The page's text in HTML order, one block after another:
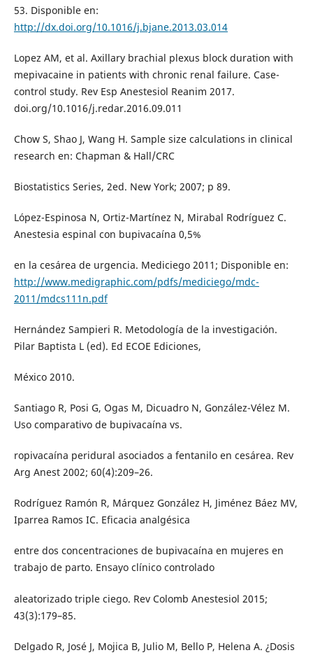
53. Disponible en:
http://dx.doi.org/10.1016/j.bjane.2013.03.014
Lopez AM, et al. Axillary brachial plexus block duration with
mepivacaine in patients with chronic renal failure. Case-
control study. Rev Esp Anestesiol Reanim 2017.
doi.org/10.1016/j.redar.2016.09.011
Chow S, Shao J, Wang H. Sample size calculations in clinical
research en: Chapman & Hall/CRC
Biostatistics Series, 2ed. New York; 2007; p 89.
López-Espinosa N, Ortiz-Martínez N, Mirabal Rodríguez C.
Anestesia espinal con bupivacaína 0,5%
en la cesárea de urgencia. Mediciego 2011; Disponible en:
http://www.medigraphic.com/pdfs/mediciego/mdc-
2011/mdcs111n.pdf
Hernández Sampieri R. Metodología de la investigación.
Pilar Baptista L (ed). Ed ECOE Ediciones,
México 2010.
Santiago R, Posi G, Ogas M, Dicuadro N, González-Vélez M.
Uso comparativo de bupivacaína vs.
ropivacaína peridural asociados a fentanilo en cesárea. Rev
Arg Anest 2002; 60(4):209–26.
Rodríguez Ramón R, Márquez González H, Jiménez Báez MV,
Iparrea Ramos IC. Eficacia analgésica
entre dos concentraciones de bupivacaína en mujeres en
trabajo de parto. Ensayo clínico controlado
aleatorizado triple ciego. Rev Colomb Anestesiol 2015;
43(3):179–85.
Delgado R, José J, Mojica B, Julio M, Bello P, Helena A. ¿Dosis